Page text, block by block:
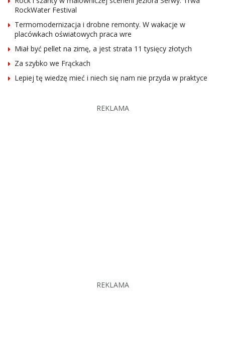
RockWater Festival
Termomodernizacja i drobne remonty. W wakacje w
placówkach oświatowych praca wre
Miał być pellet na zimę, a jest strata 11 tysięcy złotych
Za szybko we Frąckach
Lepiej tę wiedzę mieć i niech się nam nie przyda w praktyce
REKLAMA
REKLAMA